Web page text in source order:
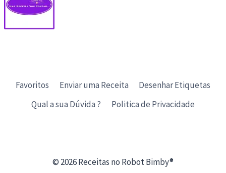
Favoritos Enviar uma Receita
Desenhar Etiquetas
Qual a sua Dúvida ?
Politica de Privacidade
© 2026 Receitas no Robot Bimby®